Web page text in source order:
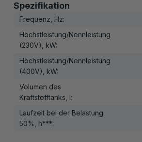
Spezifikation
Frequenz, Hz:
Höchstleistung/Nennleistung
(230V), kW:
Höchstleistung/Nennleistung
(400V), kW:
Volumen des
Kraftstofftanks, l:
Laufzeit bei der Belastung
50%, h***: